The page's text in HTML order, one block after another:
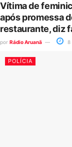
Vítima de
após promessa
restaurante, diz
por Rádio Aruanã 8
POLÍCIA